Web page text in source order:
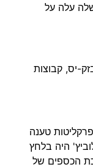
עלה על
יס, קבוצות
טענה
היה בלחץ
הכספים של